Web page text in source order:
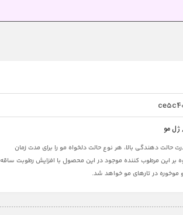
,ژل مو
حالت دهندگی بالا، هر نوع حالت دلخواه مو را برای مدت زمان
بر این مرطوب کننده موجود در این محصول با افزایش رطوبت ساقه
موخوره در تارهای مو خواهد شد.